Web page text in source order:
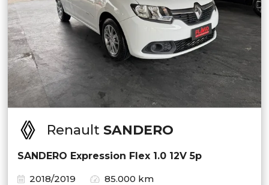
Renault SANDERO
SANDERO Expression Flex 1.0 12V 5p
2018/2019
85.000 km